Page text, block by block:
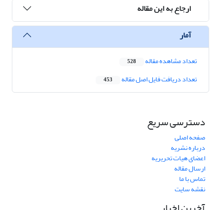
ارجاع به این مقاله
آمار
تعداد مشاهده مقاله 528
تعداد دریافت فایل اصل مقاله 453
دسترسی سریع
صفحه اصلی
درباره نشریه
اعضای هیات تحریریه
ارسال مقاله
تماس با ما
نقشه سایت